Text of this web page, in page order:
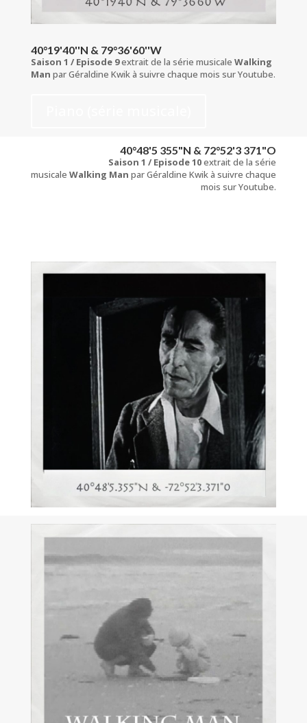
40°19'40''N & 79°36'60''W
Saison 1 / Episode 9extrait de la série musicale Walking
Man par Géraldine Kwik à suivre chaque mois sur Youtube.
40°48'5 355"N & 72°52'3 371"O
Saison 1 / Episode 10extrait de la série
musicaleWalking Man par Géraldine Kwik à suivre chaque
mois sur Youtube.